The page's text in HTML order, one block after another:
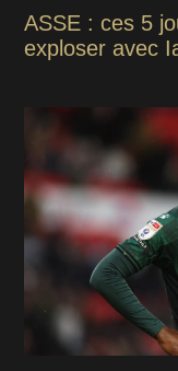
ASSE : ces 5
exploser avec